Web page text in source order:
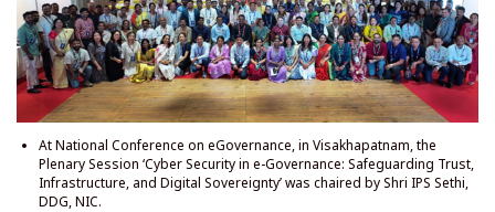
At National Conference on eGovernance, in Visakhapatnam, the
Plenary Session ‘Cyber Security in e-Governance: Safeguarding Trust,
Infrastructure, and Digital Sovereignty’ was chaired by Shri IPS Sethi,
DDG, NIC.